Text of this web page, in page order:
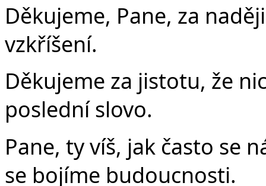
Děkujeme, Pane, za
vzkříšení.
Děkujeme za jistotu, že
poslední slovo.
Pane, ty víš, jak často se
se bojíme budoucnosti.